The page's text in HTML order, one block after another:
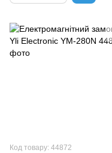
Код товару: 44872